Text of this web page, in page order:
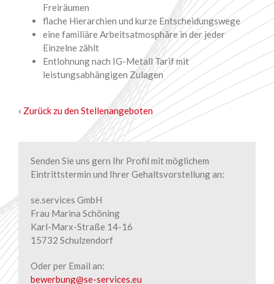
Freiräumen
flache Hierarchien und kurze Entscheidungswege
eine familiäre Arbeitsatmosphäre in der jeder
Einzelne zählt
Entlohnung nach IG-Metall Tarif mit
leistungsabhängigen Zulagen
‹ Zurück zu den Stellenangeboten
Senden Sie uns gern Ihr Profil mit möglichem
Eintrittstermin und Ihrer Gehaltsvorstellung an:
se.services GmbH
Frau Marina Schöning
Karl-Marx-Straße 14-16
15732 Schulzendorf
Oder per Email an:
bewerbung@se-services.eu